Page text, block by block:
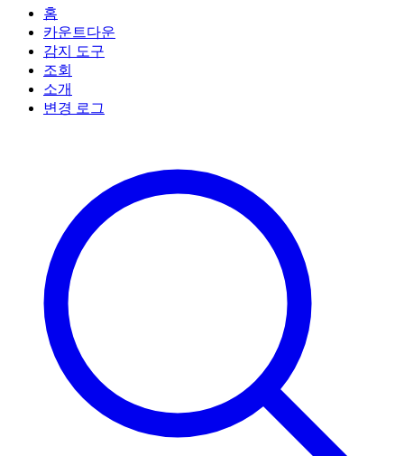
홈
카운트다운
감지 도구
조회
소개
변경 로그